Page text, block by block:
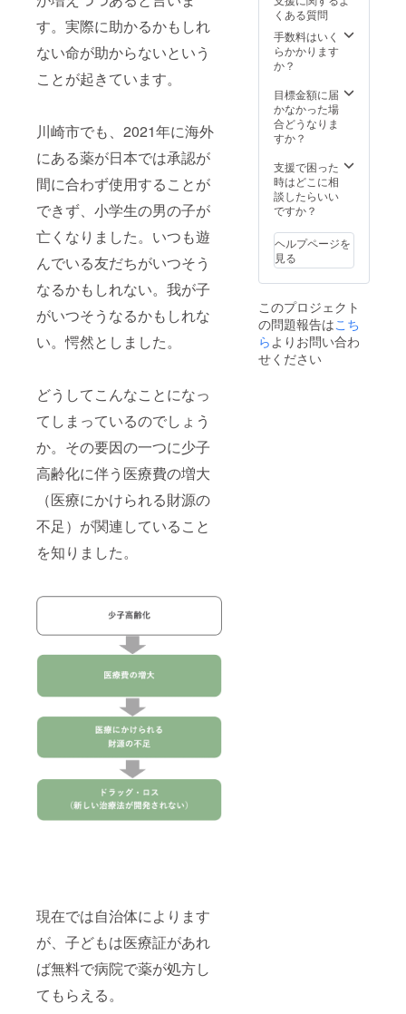
す。実際に助かるかもしれ
ない命が助からないという
ことが起きています。
川崎市でも、2021年に海外
にある薬が日本では承認が
間に合わず使用することが
できず、小学生の男の子が
亡くなりました。いつも遊
んでいる友だちがいつそう
なるかもしれない。我が子
がいつそうなるかもしれな
い。愕然としました。
どうしてこんなことになっ
てしまっているのでしょう
か。その要因の一つに少子
高齢化に伴う医療費の増大
（医療にかけられる財源の
不足）が関連していること
を知りました。
現在では自治体によります
が、子どもは医療証があれ
ば無料で病院で薬が処方し
てもらえる。
す。ご
支援い
ただき
ました
後、こ
りメー
ルにて
ご連絡
させて
きま
す。備
考欄に
ご担当
お名前
をご記
入くだ
さい。
費・滞
在費含
む
絵本10
月発送
予定
不要の
方はそ
書きく
ださ
い 送
料込 ※
サート
の日程
等、詳
細は
にてお
打ち合
わせと
なりま
支援い
ただき
ました
後、こ
ちらよ
くある質問
手数料はいく
らかかります
か？
目標金額に届
かなかった場
合どうなりま
すか？
支援で困った
時はどこに相
談したらいい
ですか？
ヘルプページを
見る
このプロジェクト
の問題報告はこち
ら よりお問い合わ
せください